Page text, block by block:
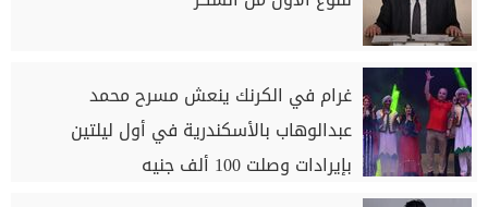
غرام في الكرنك ينعش مسرح محمد
عبدالوهاب بالأسكندرية في أول ليلتين
بإيرادات وصلت 100 ألف جنيه